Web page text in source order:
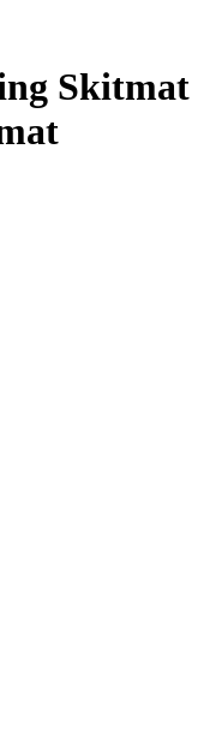
Skitmat